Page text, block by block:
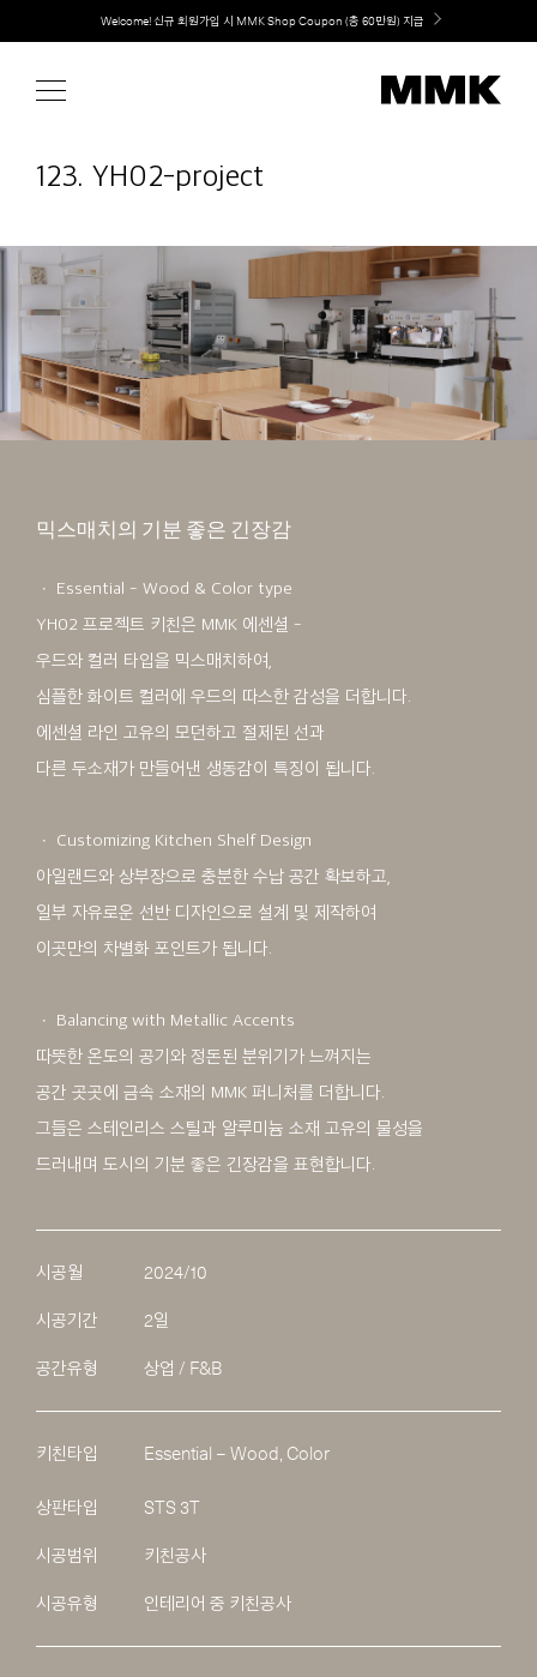
content
취향대로 완성하는 커스텀 아일랜드 키친, MMK The Island 출시
123. YH02-project
믹스매치의 기분 좋은 긴장감
ㆍ Essential - Wood & Color type
YH02 프로젝트 키친은 MMK 에센셜 -
우드와 컬러 타입을 믹스매치하여,
심플한 화이트 컬러에 우드의 따스한 감성을 더합니다.
에센셜 라인 고유의 모던하고 절제된 선과
다른 두소재가 만들어낸 생동감이 특징이 됩니다.
ㆍ Customizing Kitchen Shelf Design
아일랜드와 상부장으로 충분한 수납 공간 확보하고,
일부 자유로운 선반 디자인으로 설계 및 제작하여
이곳만의 차별화 포인트가 됩니다.
ㆍ Balancing with Metallic Accents
따뜻한 온도의 공기와 정돈된 분위기가 느껴지는
공간 곳곳에 금속 소재의 MMK 퍼니처를 더합니다.
그들은 스테인리스 스틸과 알루미늄 소재 고유의 물성을
드러내며 도시의 기분 좋은 긴장감을 표현합니다.
시공월 2024/10
시공기간 2일
공간유형 상업 / F&B
키친타입 Essential – Wood, Color
상판타입 STS 3T
시공범위 키친공사
시공유형 인테리어 중 키친공사